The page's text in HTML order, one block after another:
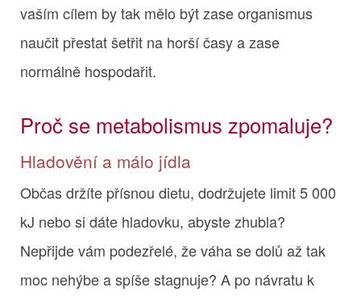
vaším cílem by tak mělo být zase organismus
naučit přestat šetřit na horší časy a zase
normálně hospodařit.
Proč se metabolismus zpomaluje?
Hladovění a málo jídla
Občas držíte přísnou dietu, dodržujete limit 5 000
kJ nebo si dáte hladovku, abyste zhubla?
Nepřijde vám podezřelé, že váha se dolů až tak
moc nehýbe a spíše stagnuje? A po návratu k